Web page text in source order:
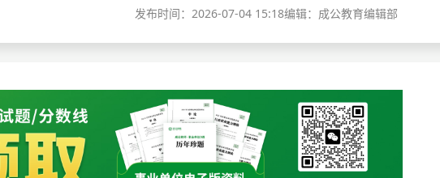
题
分数线
历年真题
分数线 历年真题
历年真题 历年真题
发布时间： 2026-07-04 15:18编辑：成公教育编辑部